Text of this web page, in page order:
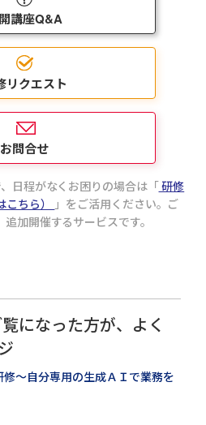
講座Q&A
リクエスト
お問合せ
日程がなくお困りの場合は「研修
ちら）
」をご活用ください。ご
加開催するサービスです。
になった方が、よく
～自分専用の生成ＡＩで業務を